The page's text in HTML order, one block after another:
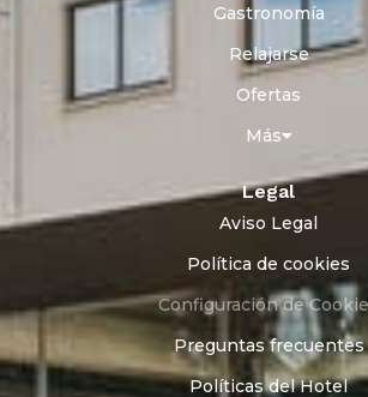
Gastronomía
Relajarse
Ofertas
Más
Legal
Aviso Legal
Política de cookies
Configuración de
Preguntas frecuentes
Políticas del Hotel